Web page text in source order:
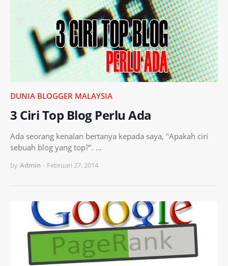
DUNIA BLOGGER MALAYSIA
3 Ciri Top Blog Perlu Ada
Ada seorang kenalan bertanya kepada saya, "Apakah ciri
sebuah blog yang top?". …
by Admin - Februari 27, 2014